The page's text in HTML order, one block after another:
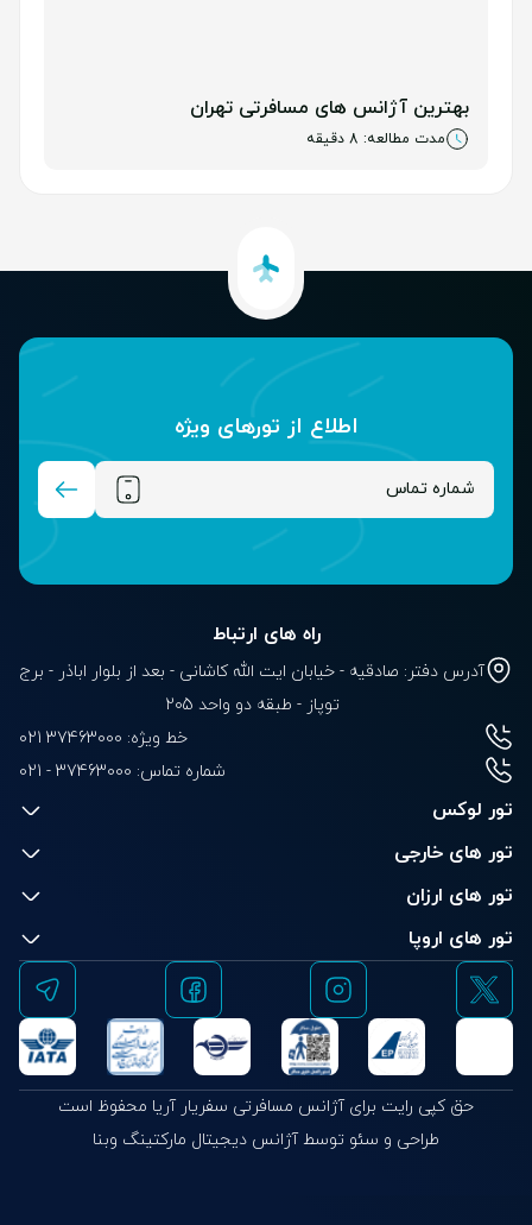
اطلاع از تور‌های ویژه
توپاز - طبقه دو واحد 205
خط ویژه: 37463000 021
شماره تماس:
تور لوکس
حق کپی رایت برای آژانس مسافرتی سفریار آریا محفوظ است
طراحی و سئو توسط آژانس دیجیتال مارکتینگ وبنا